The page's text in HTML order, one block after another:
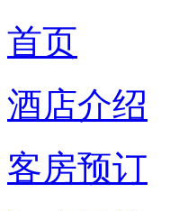
首页
酒店介绍
客房预订